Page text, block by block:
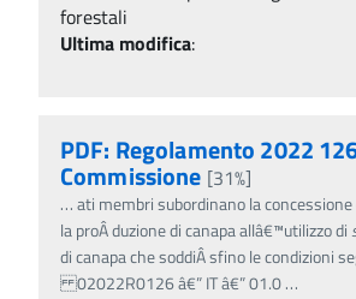
forestali
Ultima modifica:
PDF: Regolamento 2022
Commissione [31%]
…ati membri subordinano la
la proÂ­ duzione di canapa allâ€™utilizzo di
di canapa che soddiÂ­ sfino le condizioni
02022R0126 â€” IT â€” 01.0…